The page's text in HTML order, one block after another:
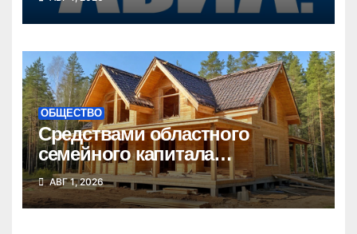
ОБЩЕСТВО
Средствами областного
семейного капитала
воспользовались почти 50
тысяч семей
АВГ 1, 2026